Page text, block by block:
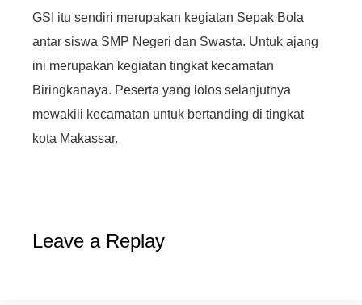
GSI itu sendiri merupakan kegiatan Sepak Bola
antar siswa SMP Negeri dan Swasta. Untuk ajang
ini merupakan kegiatan tingkat kecamatan
Biringkanaya. Peserta yang lolos selanjutnya
mewakili kecamatan untuk bertanding di tingkat
kota Makassar.
Leave a Replay